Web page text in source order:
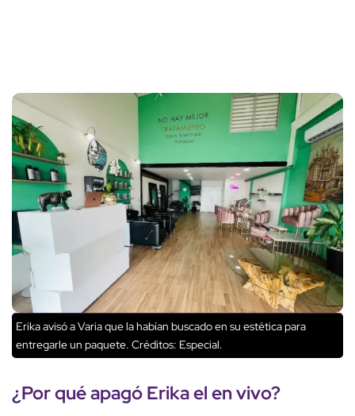
Erika avisó a Varia que la habían buscado en su estética para
entregarle un paquete. Créditos: Especial.
¿Por qué apagó Erika el en vivo?